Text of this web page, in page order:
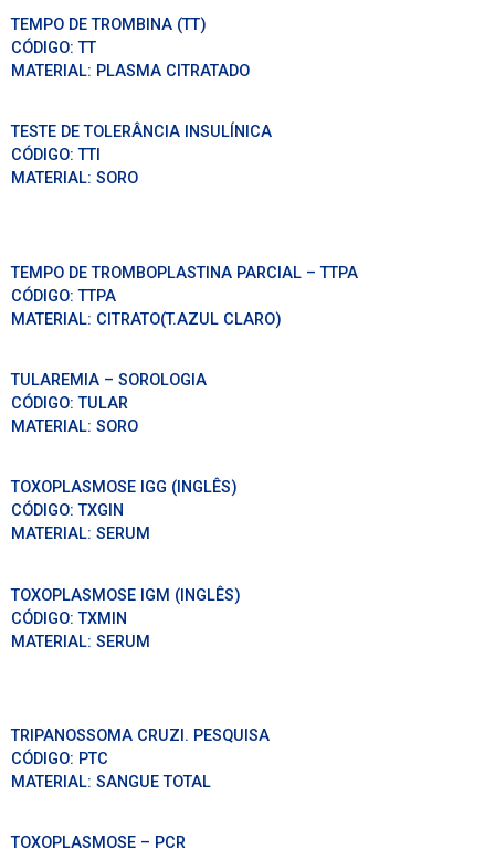
TEMPO DE TROMBINA (TT)
CÓDIGO:TT
MATERIAL: PLASMA CITRATADO
TESTE DE TOLERÂNCIA INSULÍNICA
CÓDIGO:TTI
MATERIAL: SORO
TEMPO DE TROMBOPLASTINA PARCIAL – TTPA
CÓDIGO:TTPA
MATERIAL: CITRATO(T.AZUL CLARO)
TULAREMIA – SOROLOGIA
CÓDIGO:TULAR
MATERIAL: SORO
TOXOPLASMOSE IGG (INGLÊS)
CÓDIGO:TXGIN
MATERIAL: SERUM
TOXOPLASMOSE IGM (INGLÊS)
CÓDIGO:TXMIN
MATERIAL: SERUM
TRIPANOSSOMA CRUZI. PESQUISA
CÓDIGO: PTC
MATERIAL: SANGUE TOTAL
TOXOPLASMOSE – PCR